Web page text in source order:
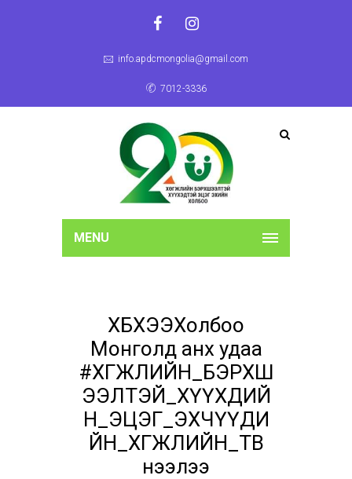
info.apdcmongolia@gmail.com
7012-3336
MENU
ХБХЭЭХолбоо
Монголд анх удаа
#ХӨГЖЛИЙН_БЭРХШ
ЭЭЛТЭЙ_ХҮҮХДИЙ
Н_ЭЦЭГ_ЭХЧҮҮДИ
ЙН_ХӨГЖЛИЙН_ТӨВ
нээлээ